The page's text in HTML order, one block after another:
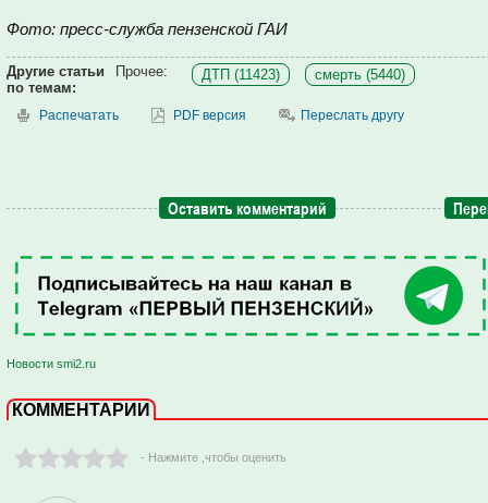
Фото: пресс-служба пензенской ГАИ
Другие статьи
по темам:
Прочее: ДТП (11423) смерть (5440)
Распечатать PDF версия Переслать другу
Оставить комментарий
Новости smi2.ru
КОММЕНТАРИИ
- Нажмите ,чтобы оценить